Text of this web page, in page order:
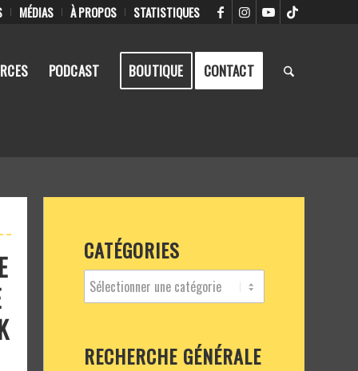
MÉDIAS À PROPOS STATISTIQUES
PODCAST BOUTIQUE CONTACT
CATÉGORIES
RECHERCHE GÉNÉRALE